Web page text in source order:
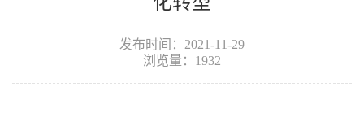
发布时间：2021-11-29
浏览量：1932